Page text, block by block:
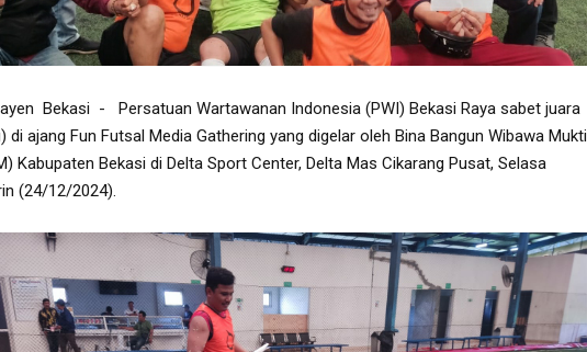
Bekasi - Persatuan Wartawanan Indonesia (PWI) Bekasi Raya sabet juara
di ajang Fun Futsal Media Gathering yang digelar oleh Bina Bangun Wibawa Mukti
Kabupaten Bekasi di Delta Sport Center, Delta Mas Cikarang Pusat, Selasa
(24/12/2024).